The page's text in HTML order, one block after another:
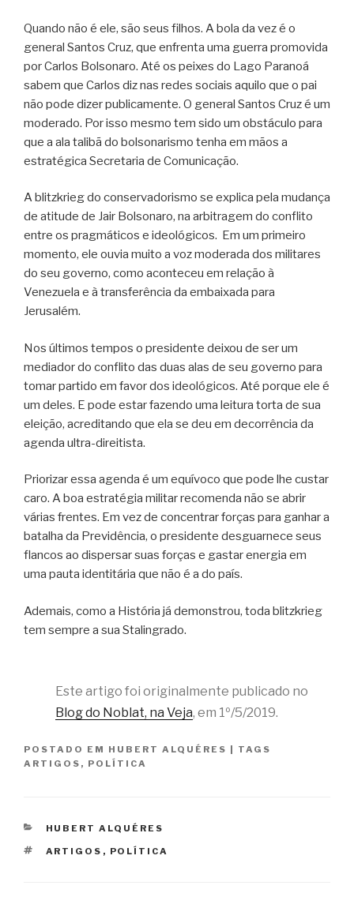
Quando não é ele, são seus filhos. A bola da vez é o
general Santos Cruz, que enfrenta uma guerra promovida
por Carlos Bolsonaro. Até os peixes do Lago Paranoá
sabem que Carlos diz nas redes sociais aquilo que o pai
não pode dizer publicamente. O general Santos Cruz é um
moderado. Por isso mesmo tem sido um obstáculo para
que a ala talibã do bolsonarismo tenha em mãos a
estratégica Secretaria de Comunicação.
A blitzkrieg do conservadorismo se explica pela mudança
de atitude de Jair Bolsonaro, na arbitragem do conflito
entre os pragmáticos e ideológicos. Em um primeiro
momento, ele ouvia muito a voz moderada dos militares
do seu governo, como aconteceu em relação à
Venezuela e à transferência da embaixada para
Jerusalém.
Nos últimos tempos o presidente deixou de ser um
mediador do conflito das duas alas de seu governo para
tomar partido em favor dos ideológicos. Até porque ele é
um deles. E pode estar fazendo uma leitura torta de sua
eleição, acreditando que ela se deu em decorrência da
agenda ultra-direitista.
Priorizar essa agenda é um equívoco que pode lhe custar
caro. A boa estratégia militar recomenda não se abrir
várias frentes. Em vez de concentrar forças para ganhar a
batalha da Previdência, o presidente desguarnece seus
flancos ao dispersar suas forças e gastar energia em
uma pauta identitária que não é a do país.
Ademais, como a História já demonstrou, toda blitzkrieg
tem sempre a sua Stalingrado.
Este artigo foi originalmente publicado no
Blog do Noblat, na Veja, em 1º/5/2019.
POSTADO EM HUBERT ALQUÉRES
TAGS
ARTIGOS , POLÍTICA
CATEGORIAS
HUBERT ALQUÉRES
TAGS
ARTIGOS , POLÍTICA